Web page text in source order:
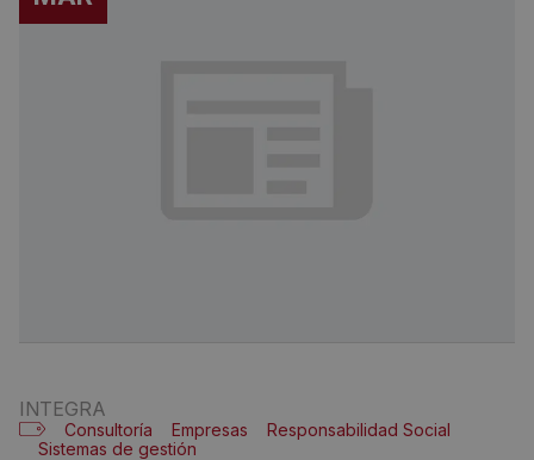
INTEGRA
Consultoría Empresas
Responsabilidad Social
Sistemas de gestión